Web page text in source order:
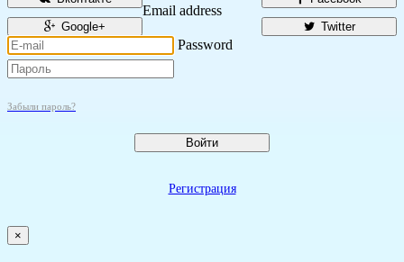
Twitter
Google+
Email address
Password
Забыли пароль?
Войти
Регистрация
×